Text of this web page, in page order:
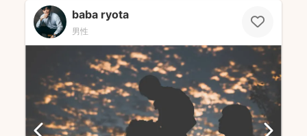
baba ryota
男性